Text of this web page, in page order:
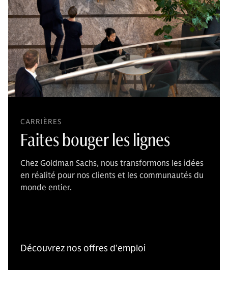
CARRIÈRES
Faites bouger les lignes
Chez Goldman Sachs, nous transformons les idées
en réalité pour nos clients et les communautés du
monde entier.
Découvrez nos offres d'emploi